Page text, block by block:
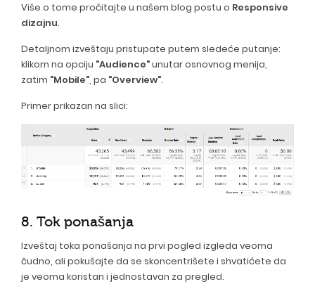
Više o tome pročitajte u našem blog postu o Responsive
dizajnu.
Detaljnom izveštaju pristupate putem sledeće putanje:
klikom na opciju "Audience"unutar osnovnog menija,
zatim "Mobile", pa "Overview".
Primer prikazan na slici:
8. Tok ponašanja
Izveštaj toka ponašanja na prvi pogled izgleda veoma
čudno, ali pokušajte da se skoncentrišete i shvatićete da
je veoma koristan i jednostavan za pregled.